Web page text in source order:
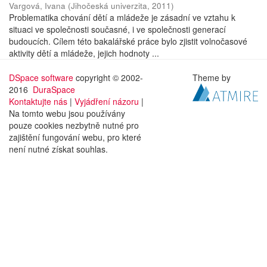
Vargová, Ivana (Jihočeská univerzita, 2011)
Problematika chování dětí a mládeže je zásadní ve vztahu k
situaci ve společnosti současné, i ve společnosti generací
budoucích. Cílem této bakalářské práce bylo zjistit volnočasové
aktivity dětí a mládeže, jejich hodnoty ...
DSpace software copyright © 2002-
2016 DuraSpace
Kontaktujte nás | Vyjádření názoru |
Na tomto webu jsou používány
pouze cookies nezbytně nutné pro
zajištění fungování webu, pro které
není nutné získat souhlas.
Theme by